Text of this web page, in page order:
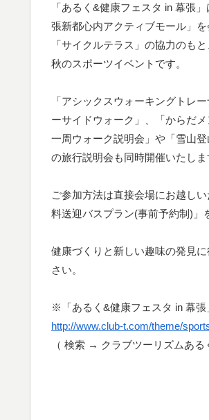
「あるく&健康フェスタ in 幕張
張新都心内アクティブモール」
「サイクルテラス」の協力のも
秋のスポーツイベントです。
「アシックスウォーキングトレ
ーサイドウォーク」、「からだ
一周ウォーク説明会」や「雪山
の旅行説明会も同時開催いたしま
ご参加方法は直接会場にお越し
料送迎バスプラン(事前予約制)」
健康づくりと新しい趣味の発見
さい。
※「あるく&健康フェスタ in 幕張
http://www.club-t.com/theme/
（ 検索 → クラブツーリズムある